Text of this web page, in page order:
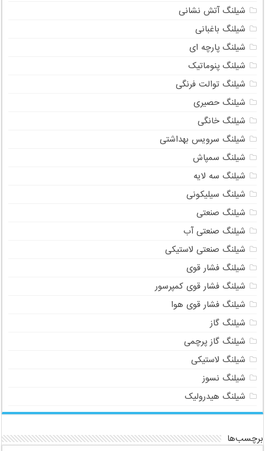
شیلنگ آتش نشانی
شیلنگ باغبانی
شیلنگ پارچه ای
شیلنگ پنوماتیک
شیلنگ توالت فرنگی
شیلنگ حصیری
شیلنگ خانگی
شیلنگ سرویس بهداشتی
شیلنگ سمپاش
شیلنگ سه لایه
شیلنگ سیلیکونی
شیلنگ صنعتی
شیلنگ صنعتی آب
شیلنگ صنعتی لاستیکی
شیلنگ فشار قوی
شیلنگ فشار قوی کمپرسور
شیلنگ فشار قوی هوا
شیلنگ گاز
شیلنگ گاز پرچمی
شیلنگ لاستیکی
شیلنگ نسوز
شیلنگ هیدرولیک
برچسب‌ها